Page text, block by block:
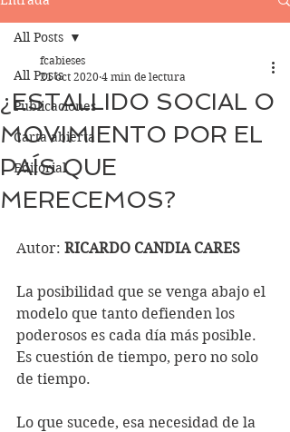
All Posts
Publicaciones
Carta abierta
Editorial
All Posts
¿ESTALLIDO SOCIAL O
MOVIMIENTO POR EL
PAÍS QUE
MERECEMOS?
fcabieses
21 oct 2020 4 min de lectura
Autor: RICARDO CANDIA CARES
La posibilidad que se venga abajo el
modelo que tanto defienden los
poderosos es cada día más posible.
Es cuestión de tiempo, pero no solo
de tiempo.
Lo que sucede, esa necesidad de la